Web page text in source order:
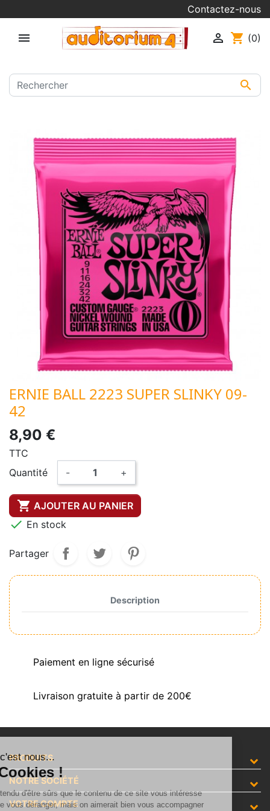
Contactez-nous


 shopping_cart (0)
ERNIE BALL 2223 SUPER SLINKY 09-
42
8,90 €
TTC
Quantité
- +
 AJOUTER AU PANIER
 En stock
Partager
Description
Paiement en ligne sécurisé
Livraison gratuite à partir de 200€
PRODUITS
NOTRE SOCIÉTÉ
VOTRE COMPTE
Salut c'est nous...
les Cookies !
On a attendu d'être sûrs que le contenu de ce site vous intéresse
avant de vous déranger, mais on aimerait bien vous accompagner